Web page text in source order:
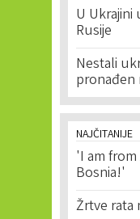
U Ukrajini
Rusije
Nestali
pronađen
NAJČITANIJE
'I am
Bosnia!'
Žrtve rata